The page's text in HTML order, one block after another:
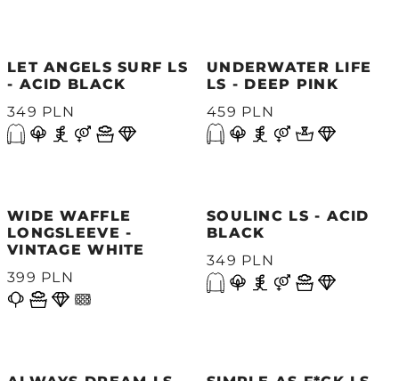
LET ANGELS SURF LS
- ACID BLACK
349 PLN
UNDERWATER LIFE
LS - DEEP PINK
459 PLN
WIDE WAFFLE
LONGSLEEVE -
VINTAGE WHITE
399 PLN
SOULINC LS - ACID
BLACK
349 PLN